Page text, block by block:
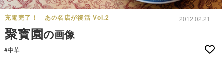
充電完了！ あの名店が復活 Vol.2 2012.02.21
聚寳園の画像
#中華